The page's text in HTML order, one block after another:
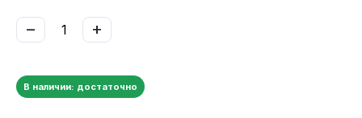
+
−
В наличии: достаточно